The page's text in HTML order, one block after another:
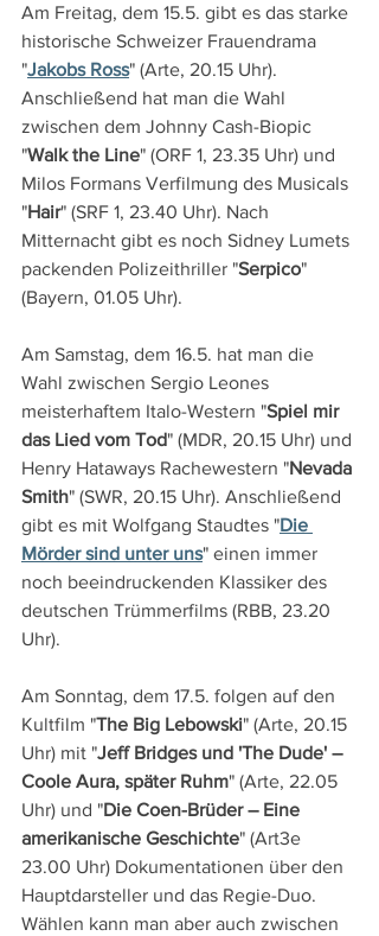
Am Freitag, dem 15.5. gibt es das starke
historische Schweizer Frauendrama
"Jakobs Ross" (Arte, 20.15 Uhr).
Anschließend hat man die Wahl
zwischen dem Johnny Cash-Biopic
"Walk the Line" (ORF 1, 23.35 Uhr) und
Milos Formans Verfilmung des Musicals
"Hair" (SRF 1, 23.40 Uhr). Nach
Mitternacht gibt es noch Sidney Lumets
packenden Polizeithriller "Serpico"
(Bayern, 01.05 Uhr).
Am Samstag, dem 16.5. hat man die
Wahl zwischen Sergio Leones
meisterhaftem Italo-Western "Spiel mir
das Lied vom Tod" (MDR, 20.15 Uhr) und
Henry Hataways Rachewestern "Nevada
Smith" (SWR, 20.15 Uhr). Anschließend
gibt es mit Wolfgang Staudtes "Die
Mörder sind unter uns" einen immer
noch beeindruckenden Klassiker des
deutschen Trümmerfilms (RBB, 23.20
Uhr).
Am Sonntag, dem 17.5. folgen auf den
Kultfilm "The Big Lebowski" (Arte, 20.15
Uhr) mit "Jeff Bridges und 'The Dude' –
Coole Aura, später Ruhm" (Arte, 22.05
Uhr) und "Die Coen-Brüder – Eine
amerikanische Geschichte" (Art3e
23.00 Uhr) Dokumentationen über den
Hauptdarsteller und das Regie-Duo.
Wählen kann man aber auch zwischen